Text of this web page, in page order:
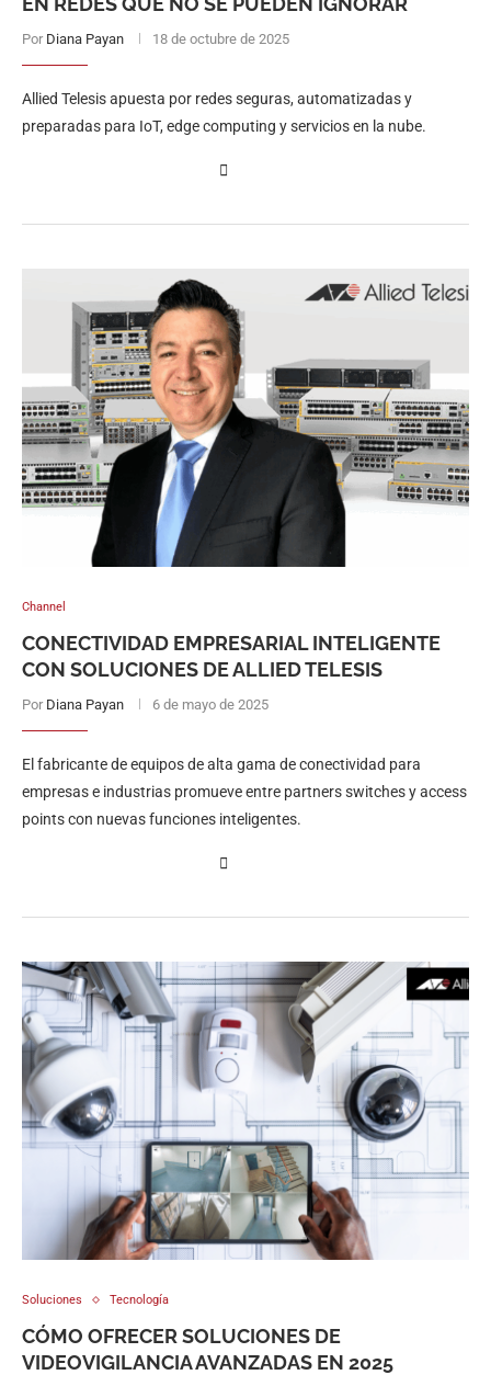
Por Diana Payan 18 de octubre de 2025
Allied Telesis apuesta por redes seguras, automatizadas y
preparadas para IoT, edge computing y servicios en la nube.
Channel
CONECTIVIDAD EMPRESARIAL INTELIGENTE
CON SOLUCIONES DE ALLIED TELESIS
Por Diana Payan 6 de mayo de 2025
El fabricante de equipos de alta gama de conectividad para
empresas e industrias promueve entre partners switches y access
points con nuevas funciones inteligentes.
Soluciones Tecnología
CÓMO OFRECER SOLUCIONES DE
VIDEOVIGILANCIA AVANZADAS EN 2025